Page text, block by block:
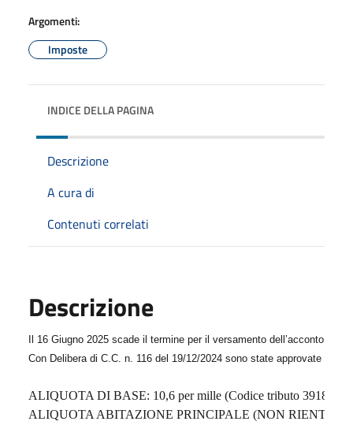
Argomenti:
Imposte
INDICE DELLA PAGINA
Descrizione
A cura di
Contenuti correlati
Descrizione
Il 16 Giugno 2025 scade il termine per il versamento dell’acconto
Con Delibera di C.C. n. 116 del 19/12/2024 sono state approvate le
ALIQUOTA DI BASE: 10,6 per mille (Codice tributo 3918)
ALIQUOTA ABITAZIONE PRINCIPALE (NON